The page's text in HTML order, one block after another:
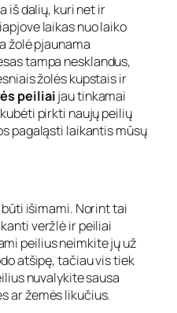
iš dalių, kuri net ir
laikas nuo laiko
žolė pjaunama
tampa nesklandus,
žolės kupstais ir
peiliaijau tinkamai
pirkti naujų peilių
pagaląsti laikantis mūsų
išimami. Norint tai
veržlė ir peiliai
peilius neimkite jų už
atšipę, tačiau vis tiek
nuvalykite sausa
ar žemės likučius.